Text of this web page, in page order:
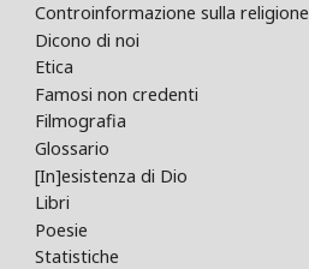
Controinformazione sulla religione
Dicono di noi
Etica
Famosi non credenti
Filmografia
Glossario
[In]esistenza di Dio
Libri
Poesie
Statistiche